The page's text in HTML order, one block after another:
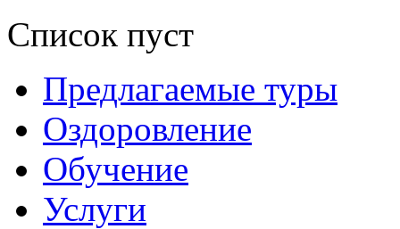
Список пуст
Предлагаемые туры
Оздоровление
Обучение
Услуги